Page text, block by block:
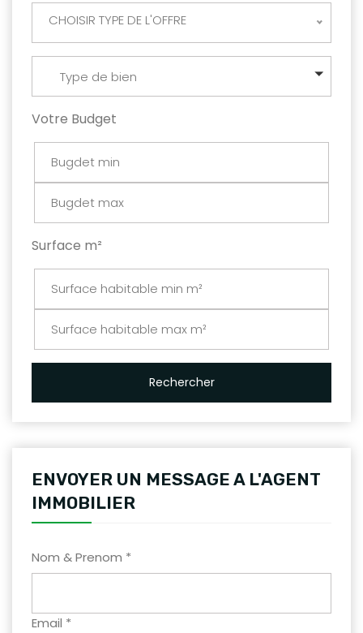
CHOISIR TYPE DE L'OFFRE
Type de bien
Votre Budget
Surface m²
Rechercher
ENVOYER UN MESSAGE A L'AGENT
IMMOBILIER
Nom & Prenom *
Email *